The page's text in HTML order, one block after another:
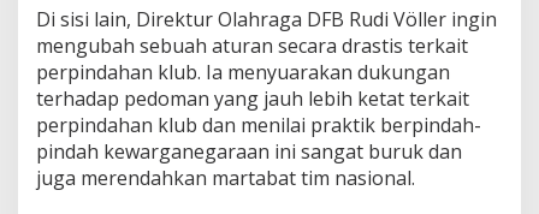
Di sisi lain, Direktur Olahraga DFB Rudi Völler ingin
mengubah sebuah aturan secara drastis terkait
perpindahan klub. Ia menyuarakan dukungan
terhadap pedoman yang jauh lebih ketat terkait
perpindahan klub dan menilai praktik berpindah-
pindah kewarganegaraan ini sangat buruk dan
juga merendahkan martabat tim nasional.